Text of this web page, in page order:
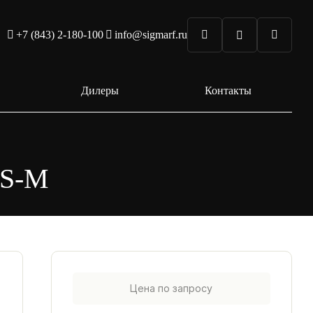
+7 (843) 2-180-100 info@sigmarf.ru
Дилеры Контакты
M
Цена по запросу